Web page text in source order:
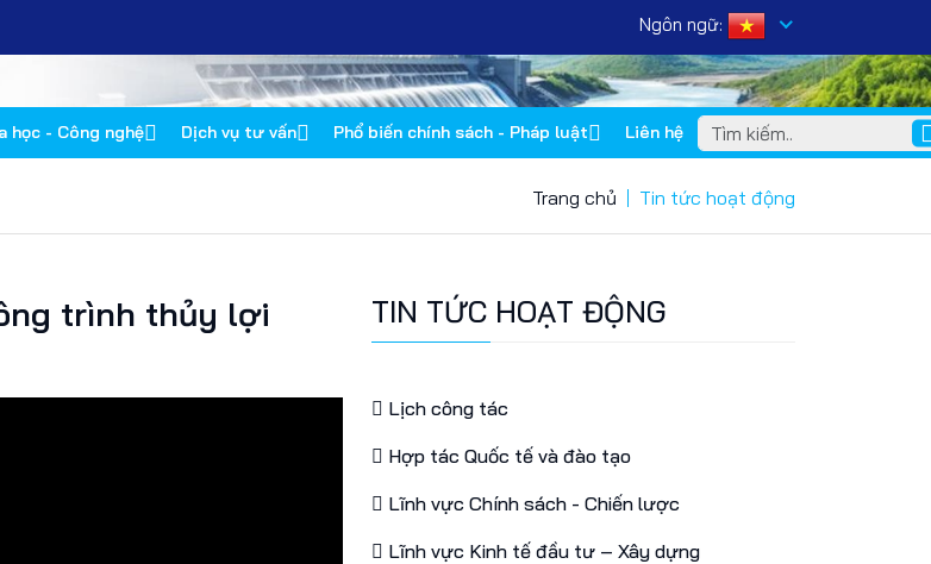
Ngôn ngữ:
học - Công nghệ Dịch vụ tư vấn Phổ biến chính sách - Pháp luật Liên hệ
Trang chủ Tin tức hoạt động
trình thủy lợi TIN TỨC HOẠT ĐỘNG
Lịch công tác
Hợp tác Quốc tế và đào tạo
Lĩnh vực Chính sách - Chiến lược
Lĩnh vực Kinh tế đầu tư – Xây dựng